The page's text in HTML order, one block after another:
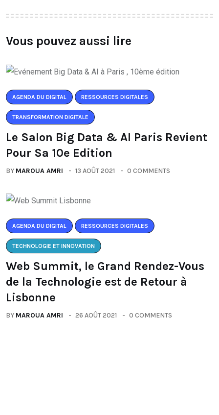
Vous pouvez aussi lire
AGENDA DU DIGITAL RESSOURCES DIGITALES
TRANSFORMATION DIGITALE
Le Salon Big Data & AI Paris Revient
Pour Sa 10e Edition
BY MAROUA AMRI 13 AOÛT 2021 0 COMMENTS
AGENDA DU DIGITAL RESSOURCES DIGITALES
TECHNOLOGIE ET INNOVATION
Web Summit, le Grand Rendez-Vous
de la Technologie est de Retour à
Lisbonne
BY MAROUA AMRI 26 AOÛT 2021 0 COMMENTS